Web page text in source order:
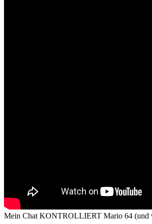
Mein Chat KONTROLLIERT Mario 64 (und